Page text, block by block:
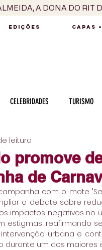
A DONA DO RIT
EDIÇÕES CAPAS
CELEBRIDADES TURISMO
INTERNACIONAL
CARREIRA VINHOS
promove
de
leitura
com o mote
o debate sobre
impactos negativos no
estigmas, reafirmando
intervenção urbana e
durante um dos maiores